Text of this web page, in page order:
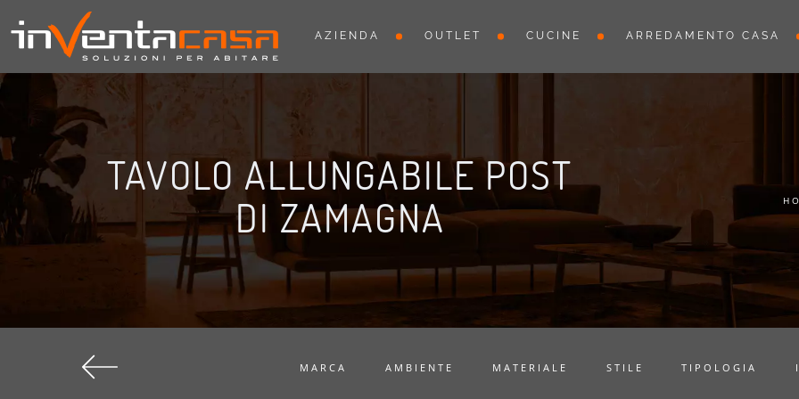
AZIENDA OUTLET CUCINE ARREDAMENTO CASA
TAVOLO ALLUNGABILE POST
DI ZAMAGNA
MARCA AMBIENTE MATERIALE STILE TIPOLOGIA